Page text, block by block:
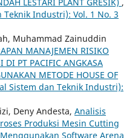
Teknik Industri): Vol. 1 No. 3
Muhammad Zainuddin
MANAJEMEN RISIKO
DI PT PACIFIC ANGKASA
METODE HOUSE OF
Sistem dan Teknik Industri):
Deny Andesta, Analisis
Produksi Mesin Cutting
Software Arena